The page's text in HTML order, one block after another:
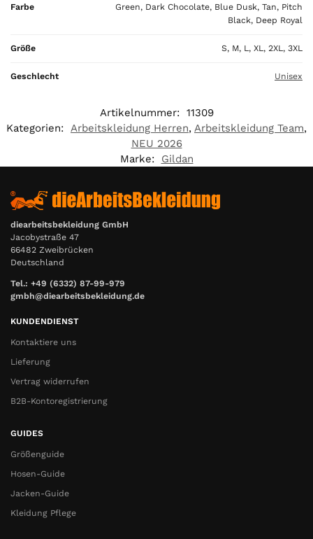
i
0
0
Farbe
Green, Dark Chocolate, Blue Dusk, Tan, Pitch
Black, Deep Royal
Größe S, M, L, XL, 2XL, 3XL
Geschlecht Unisex
Artikelnummer: 11309
Kategorien: Arbeitskleidung Herren, Arbeitskleidung Team,
NEU 2026
Marke:
Gildan
diearbeitsbekleidung GmbH
Jacobystraße 47
66482 Zweibrücken
Deutschland
Tel.: +49 (6332) 87-99-979
gmbh@diearbeitsbekleidung.de
KUNDENDIENST
Kontaktiere uns
Lieferung
Vertrag widerrufen
B2B-Kontoregistrierung
GUIDES
Größenguide
Hosen-Guide
Jacken-Guide
Kleidung Pflege